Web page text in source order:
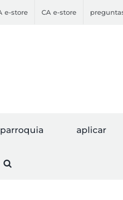
e-store CA e-store
aplicar